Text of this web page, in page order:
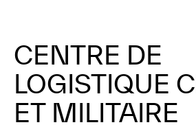
CENTRE DE
LOGISTIQUE
ET MILITAIRE